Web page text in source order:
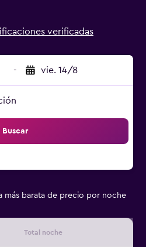
verificadas
- vie. 14/8
Buscar
más barata de precio por noche
Total noche